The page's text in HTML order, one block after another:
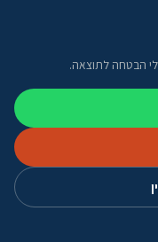
הבטחה לתוצאה.